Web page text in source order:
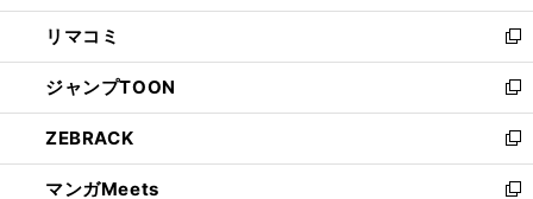
ウ
で
開
く
ン
ド
ウ
で
開
く
ウ
ィ
ン
ド
ウ
で
開
く
し
い
ウ
ィ
ン
ド
ウ
で
リマコミ
新
し
い
ウ
ィ
ン
ド
ジャンプTOON
新
し
い
ウ
ィ
ZEBRACK
新
し
い
マンガMeets
新